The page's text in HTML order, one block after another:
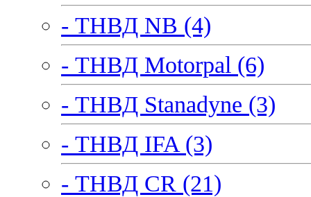
- ТНВД NB (4)
- ТНВД Motorpal (6)
- ТНВД Stanadyne (3)
- ТНВД IFA (3)
- ТНВД CR (21)